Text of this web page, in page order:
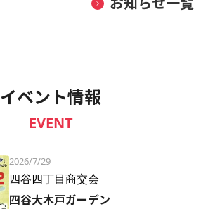
イベント情報
EVENT
2026/7/29
四谷四丁目商交会
四谷大木戸ガーデン